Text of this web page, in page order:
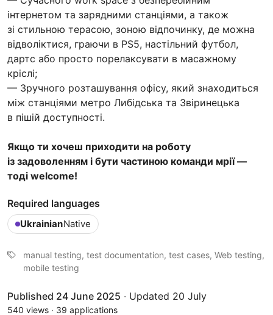
інтернетом та зарядними станціями, а також
зі стильною терасою, зоною відпочинку, де можна
відволіктися, граючи в PS5, настільний футбол,
дартс або просто порелаксувати в масажному
кріслі;
— Зручного розташування офісу, який знаходиться
між станціями метро Либідська та Звіринецька
в пішій доступності.
Якщо ти хочеш приходити на роботу
із задоволенням і бути частиною команди мрії —
тоді welcome!
Required languages
UkrainianNative
manual testing, test documentation, test cases, Web testing,
mobile testing
Published 24 June 2025 · Updated 20 July
540 views · 39 applications